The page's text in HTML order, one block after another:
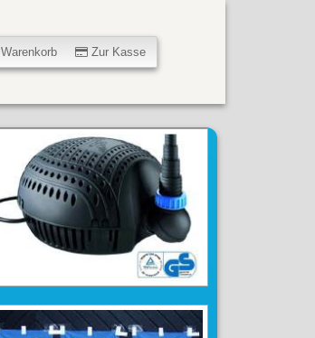
Warenkorb Zur Kasse